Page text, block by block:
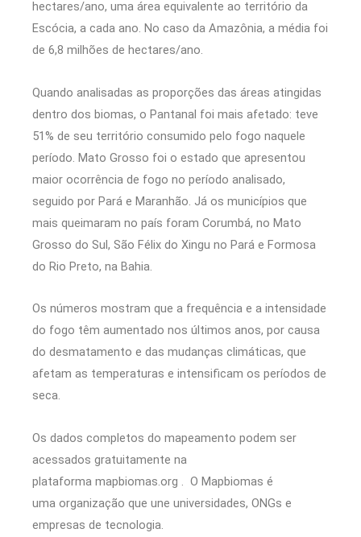
hectares/ano, uma área equivalente ao território da
Escócia, a cada ano. No caso da Amazônia, a média foi
de 6,8 milhões de hectares/ano.
Quando analisadas as proporções das áreas atingidas
dentro dos biomas, o Pantanal foi mais afetado: teve
51% de seu território consumido pelo fogo naquele
período. Mato Grosso foi o estado que apresentou
maior ocorrência de fogo no período analisado,
seguido por Pará e Maranhão. Já os municípios que
mais queimaram no país foram Corumbá, no Mato
Grosso do Sul, São Félix do Xingu no Pará e Formosa
do Rio Preto, na Bahia.
Os números mostram que a frequência e a intensidade
do fogo têm aumentado nos últimos anos, por causa
do desmatamento e das mudanças climáticas, que
afetam as temperaturas e intensificam os períodos de
seca.
Os dados completos do mapeamento podem ser
acessados gratuitamente na
plataforma mapbiomas.org . O Mapbiomas é
uma organização que une universidades, ONGs e
empresas de tecnologia.